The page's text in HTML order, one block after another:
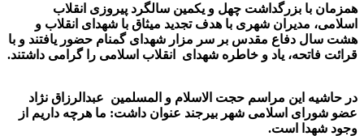
همزمان با بزرگداشت چهل و یکمین سالگرد پیروزی انقلاب
اسلامی، مدیران شهری با هدف تجدید میثاق با شهدای انقلاب و
هشت سال دفاع مقدس بر سر مزار شهدای گمنام حضور یافتند و با
قرائت فاتحه، یاد و خاطره شهدای
انقلاب اسلامی را گرامی داشتند.
در حاشیه این مراسم حجت الاسلام و المسلمین عبدالرزاق نژاد
عضو شورای اسلامی شهر بیرجند عنوان داشت: ما هرچه داریم از
وجود شهدا است.